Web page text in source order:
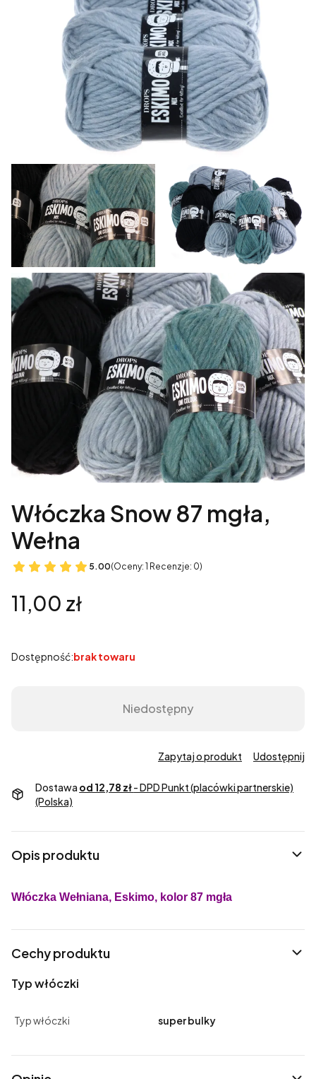
Włóczka Snow 87 mgła,
Wełna
5.00(Oceny: 1 Recenzje: 0)
Cena
11,00 zł
Dostępność:brak towaru
Niedostępny
Zapytaj o produkt Udostępnij
Dostawa od 12,78 zł- DPD Punkt (placówki partnerskie)
(Polska)
Opis produktu
Włóczka Wełniana, Eskimo, kolor 87 mgła
Cechy produktu
Typ włóczki
Typ włóczki super bulky